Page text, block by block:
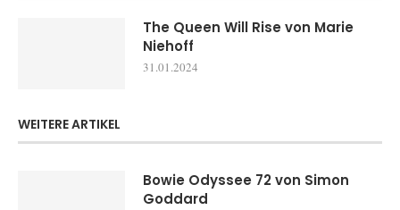
The Queen Will Rise von Marie
Niehoff
31.01.2024
WEITERE ARTIKEL
Bowie Odyssee 72 von Simon
Goddard